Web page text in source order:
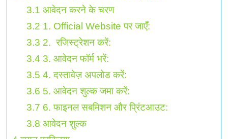
3.1 आवेदन करने के चरण
3.2 1. Official Website पर जाएँ:
3.3 2. रजिस्ट्रेशन करें:
3.4 3. आवेदन फॉर्म भरें:
3.5 4. दस्तावेज़ अपलोड करें:
3.6 5. आवेदन शुल्क जमा करें:
3.7 6. फाइनल सबमिशन और प्रिंटआउट:
3.8 आवेदन शुल्क